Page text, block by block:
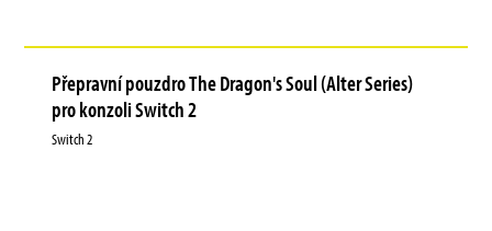
Přepravní pouzdro The Dragon's Soul (Alter Series)
pro konzoli Switch 2
Switch 2